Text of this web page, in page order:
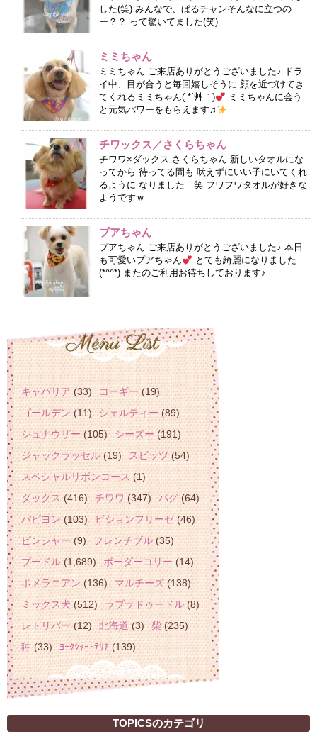
した(笑) みんなで、ぱるチャンそんなに立つの
ー？？ って驚いてました(笑)
ミミちゃん
ミミちゃん ご来店ありがとうございました♪ ドラ
イ中、目が合うと毎回嬉しそうに 顔を近づけてき
てくれるミミちゃん( *´艸｀)
ミミちゃんに会う
と元気パワーをもらえます♫
チワックス／さくらちゃん
チワワ×ダックス さくらちゃん 新しいタオルにな
ってから 待ってる間も 吠えずにいい子にいてくれ
るように なりました 笑 フワフワタオルが好きな
ようですｗ
プアちゃん
プアちゃん ご来店ありがとうございました♪ 本日
も可愛いプアちゃん
とても綺麗になりました
(*^^*) またのご利用お待ちしております♪
キャバリア(33) コーギー(19)
ゴールデン(11) シェルティー(89)
シュナウザー(105) シーズー(191)
ジャックラッセル(19) スピッツ(54)
スペシャルリボンコース(1)
ダックス(416) チワワ(347) パグ(64)
パピヨン(103) ビションフリーゼ(46)
ピンシャー(9) フレンチブル(35)
プードル(1,689) ボーダーコリー(14)
ポメラニアン(136) マルチーズ(138)
ミックス犬(512) ラブラドゥードル(8)
レトリバー(12) 北海道(3) 柴(235)
狆(33) ﾖｰｸｼｬｰ･ﾃﾘｱ(139)
TOPICSのカテゴリ